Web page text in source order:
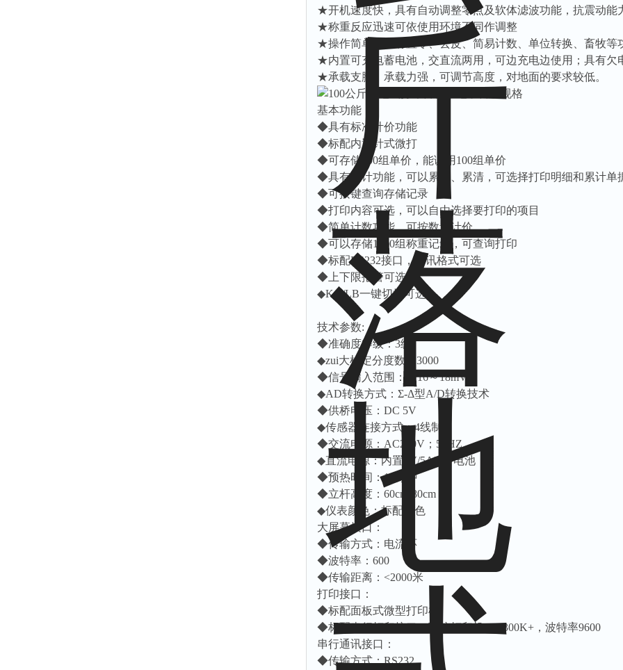
★开机速度快，具有自动调整零点及软体滤波功能，抗震动能
★称重反应迅速可依使用环境不同作调整
★操作简单，具有置零、去皮、简易计数、单位转换、畜牧等
★内置可充电蓄电池，交直流两用，可边充电边使用；具有欠
★承载支脚：承载力强，可调节高度，对地面的要求较低。
基本功能：
◆具有标准计价功能
◆标配内置针式微打
◆可存储100组单价，能调用100组单价
◆具有累计功能，可以累显、累清，可选择打印明细和累计单
◆可按键查询存储记录
◆打印内容可选，可以自由选择要打印的项目
◆简单计数功能，可按数量计价
◆可以存储1000组称重记录，可查询打印
◆标配RS232接口，通讯格式可选
◆上下限报警可选
◆KG/LB一键切换可选
技术参数:
◆准确度等级：3级
◆zui大检定分度数：3000
◆信号输入范围：－16～18mV
◆AD转换方式：Σ-Δ型A/D转换技术
◆供桥电压：DC 5V
◆传感器连接方式：4线制
◆交流电源：AC220V；50HZ
◆直流电源：内置6V/5AH蓄电池
◆预热时间：15分钟
◆立杆高度：60cm-80cm
◆仪表颜色：标配黑色
大屏幕接口：
◆传输方式：电流环
◆波特率：600
◆传输距离：<2000米
打印接口：
◆标配面板式微型打印机
◆标配串行打印接口，可接打印机LQ-300K+，波特率9600
串行通讯接口：
◆传输方式：RS232